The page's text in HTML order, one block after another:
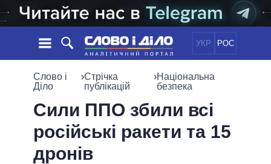
УКР РОС
НОВИНИ
СТРІЧКА
СТАТТІ
ДУМКИ
ПОЛІТИКА
СУСПІЛЬСТВО
ОБIЦЯНКИ
ПОЛIТИКИ
УСІ ПОЛІТИКИ
Слово і
Діло
›Стрічка
публікацій
›Національна
безпека
Сили ППО збили всі
російські ракети та 15
дронів